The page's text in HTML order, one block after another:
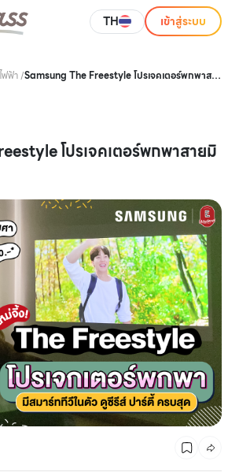
TH เข้าสู่ระบบ
ฟฟ้า/Samsung The Freestyle โปรเจคเตอร์พกพาสาย
โปรเจคเตอร์พกพาสายมิ